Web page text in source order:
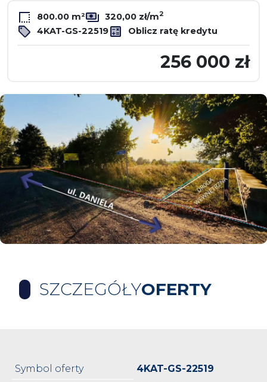
800.00 m² 320,00 zł/m2
4KAT-GS-22519 Oblicz ratę kredytu
256 000 zł
SZCZEGÓŁYOFERTY
Symbol oferty
4KAT-GS-22519